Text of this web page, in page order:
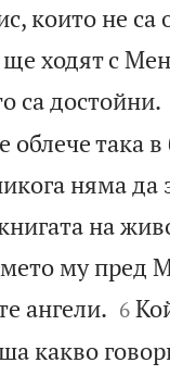
които не са
ходят с
са достойни.
облече така в
няма да
на
му пред
ангели. 

6
какво